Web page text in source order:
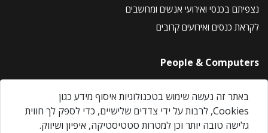
נצפיתם בכנסי ואירועי אנשים ומחשבים
לקראת כנסים ואירועים קרובים
People & Computers
About Us
Privacy Policy
Contact Us
באתר זה נעשה שימוש בטכנולוגיות איסוף מידע כגון
Cookies, לרבות על ידי צדדים שלישיים, כדי לספק לך חווית
גלישה טובה יותר וכן למטרות סטטיסטיקה, איפיון ושיווק.